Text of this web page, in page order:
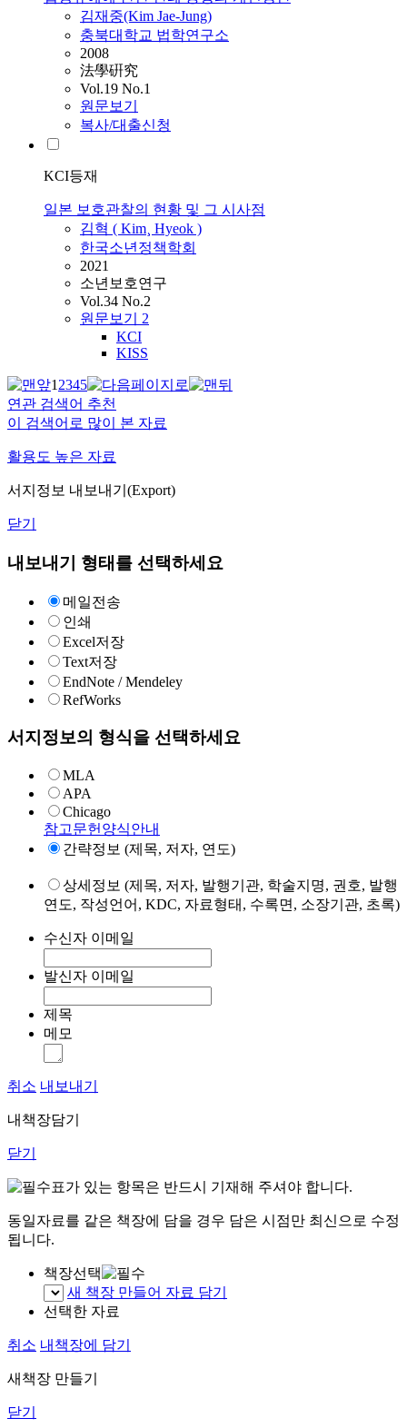
김재중(Kim Jae-Jung)
충북대학교 법학연구소
2008
法學硏究
Vol.19 No.1
원문보기
복사/대출신청
KCI등재
일본 보호관찰의 현황 및 그 시사점
김혁 ( Kim¸ Hyeok )
한국소년정책학회
2021
소년보호연구
Vol.34 No.2
원문보기 2
KCI
KISS
12345
연관 검색어 추천
이 검색어로 많이 본 자료
활용도 높은 자료
서지정보 내보내기(Export)
닫기
내보내기 형태를 선택하세요
메일전송
인쇄
Excel저장
Text저장
EndNote / Mendeley
RefWorks
서지정보의 형식을 선택하세요
MLA
APA
Chicago
참고문헌양식안내
간략정보 (제목, 저자, 연도)
상세정보 (제목, 저자, 발행기관, 학술지명, 권호, 발행
연도, 작성언어, KDC, 자료형태, 수록면, 소장기관, 초록)
수신자 이메일
발신자 이메일
제목
메모
취소 내보내기
내책장담기
닫기
표가 있는 항목은 반드시 기재해 주셔야 합니다.
동일자료를 같은 책장에 담을 경우 담은 시점만 최신으로 수정
됩니다.
책장선택
새 책장 만들어 자료 담기
선택한 자료
취소 내책장에 담기
새책장 만들기
닫기